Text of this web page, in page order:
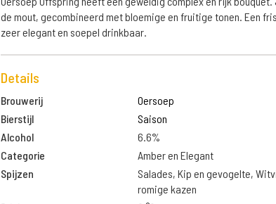
de mout, gecombineerd met bloemige en fruitige tonen. Een
zeer elegant en soepel drinkbaar.
Details
Brouwerij
Oersoep
Bierstijl
Saison
Alcohol
6.6%
Categorie
Amber en Elegant
Spijzen
Salades, Kip en gevogelte,
romige kazen